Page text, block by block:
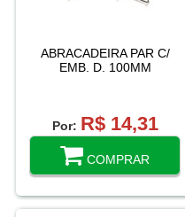
ABRACADEIRA PAR C/
EMB. D. 100MM
Por: R$ 14,31
COMPRAR